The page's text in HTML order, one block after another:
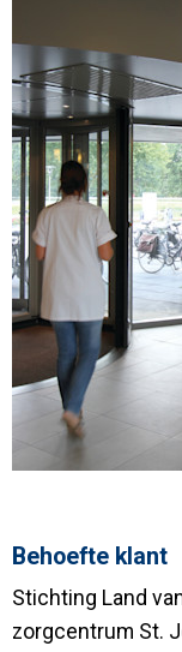
Behoefte klant
Stichting Land
zorgcentrum St.